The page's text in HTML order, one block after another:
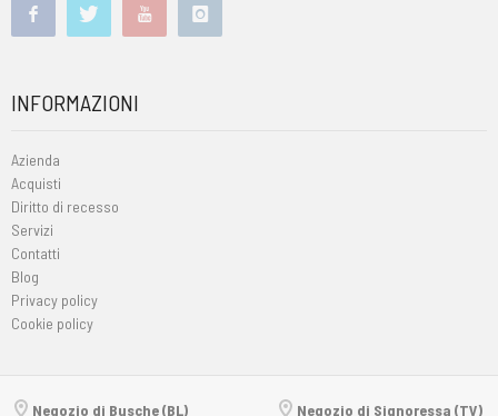
INFORMAZIONI
Azienda
Acquisti
Diritto di recesso
Servizi
Contatti
Blog
Privacy policy
Cookie policy
Negozio di Busche (BL) Negozio di Signoressa (TV)